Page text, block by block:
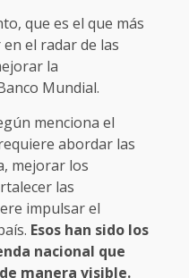
que es el que más
el radar de las
la
Mundial.
menciona el
abordar las
mejorar los
las
impulsar el
Esos han sido los
nacional que
manera visible.